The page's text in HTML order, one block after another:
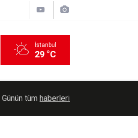
İstanbul
29 °C
Rusya'ya vergi yaptırımı
Günün tüm haberleri